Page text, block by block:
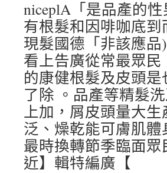
niceplA「是品產的
有根髮和因啡咖底
現髮國德「非該應
看上告廣從常最眾
的康健根髮及皮頭
了除 。品產等精髮
上加，屑皮頭量大
泛、燥乾能可膚肌
最時換轉節季臨面
近】輯特編廣【